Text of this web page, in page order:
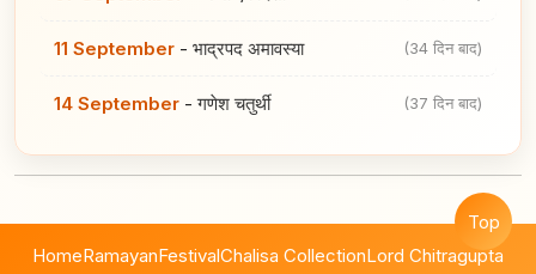
11 September - भाद्रपद अमावस्या (34 दिन बाद)
14 September -गणेश चतुर्थी (37 दिन बाद)
HomeRamayanFestivalChalisa CollectionLord Chitragupta
Top